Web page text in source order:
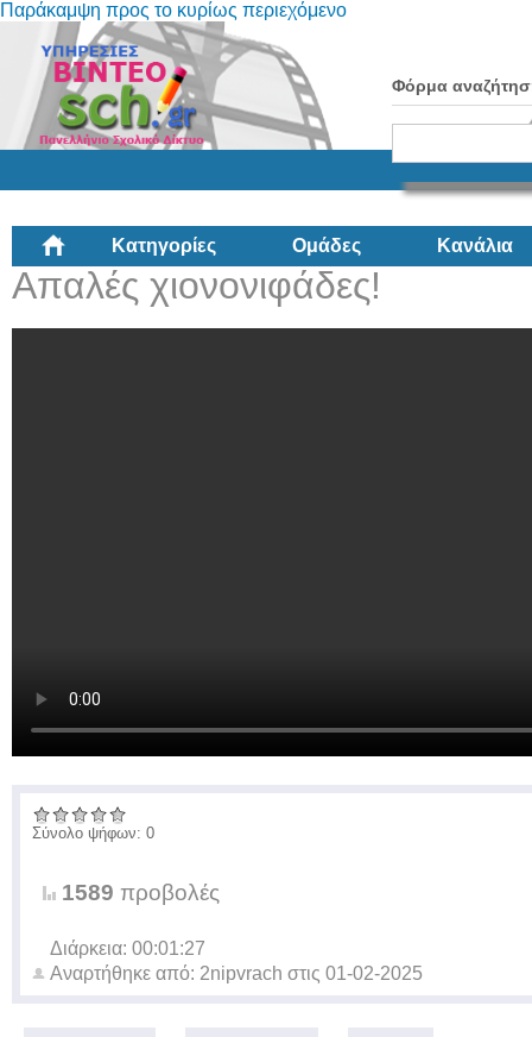
Παράκαμψη προς το κυρίως περιεχόμενο
Φόρμα
Κατηγορίες Ομάδες Κανάλια
Απαλές χιονονιφάδες!
Σύνολο ψήφων: 0
1589 προβολές
Διάρκεια: 00:01:27
Αναρτήθηκε από: 2nipvrach στις 01-02-2025